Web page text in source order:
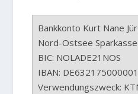
Bankkonto Kurt Nane
Nord-Ostsee Sparkasse
BIC: NOLADE21NOS
IBAN:
Verwendungszweck: